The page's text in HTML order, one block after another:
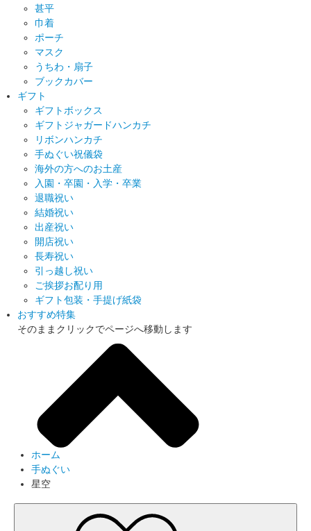
甚平
巾着
ポーチ
マスク
うちわ・扇子
ブックカバー
ギフト
ギフトボックス
ギフトジャガードハンカチ
リボンハンカチ
手ぬぐい祝儀袋
海外の方へのお土産
入園・卒園・入学・卒業
退職祝い
結婚祝い
出産祝い
開店祝い
長寿祝い
引っ越し祝い
ご挨拶お配り用
ギフト包装・手提げ紙袋
おすすめ特集
そのままクリックでページへ移動します
ホーム
手ぬぐい
星空